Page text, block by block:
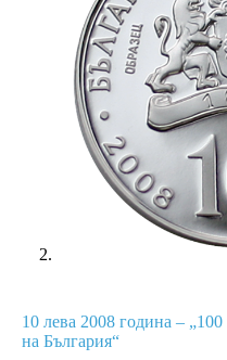
10 лева 2008 година –
на България“